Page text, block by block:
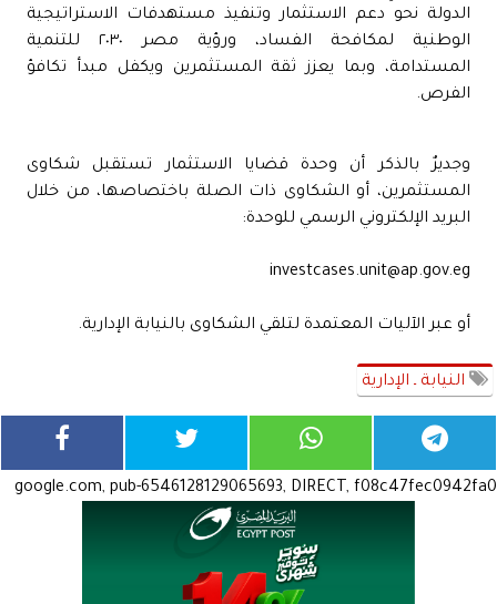
الدولة نحو دعم الاستثمار وتنفيذ مستهدفات الاستراتيجية
الوطنية لمكافحة الفساد، ورؤية مصر ٢٠٣٠ للتنمية
المستدامة، وبما يعزز ثقة المستثمرين ويكفل مبدأ تكافؤ
الفرص.
وجديرٌ بالذكر أن وحدة قضايا الاستثمار تستقبل شكاوى
المستثمرين، أو الشكاوى ذات الصلة باختصاصها، من خلال
البريد الإلكتروني الرسمي للوحدة:
investcases.unit@ap.gov.eg
أو عبر الآليات المعتمدة لتلقي الشكاوى بالنيابة الإدارية.
النيابة ـ الإدارية
google.com, pub-6546128129065693, DIRECT, f08c47fec0942fa0